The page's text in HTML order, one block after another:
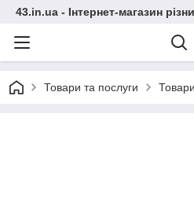
43.in.ua - Інтернет-магазин
Товари та послуги